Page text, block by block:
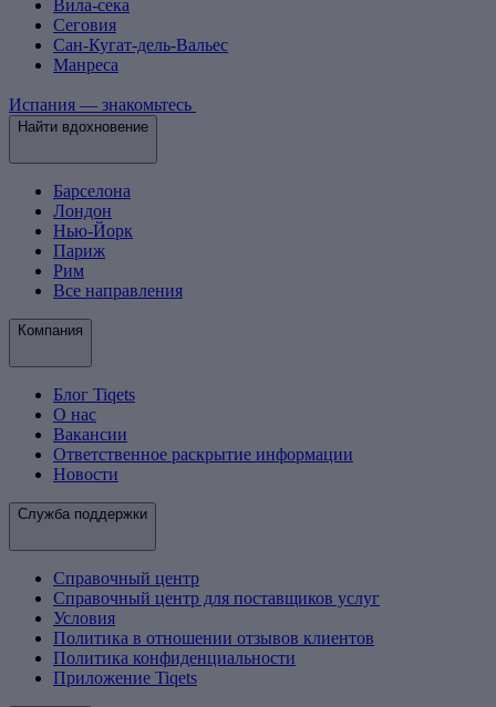
Вила-сека
Сеговия
Сан-Кугат-дель-Вальес
Манреса
Испания — знакомьтесь
Найти вдохновение
Барселона
Лондон
Нью-Йорк
Париж
Рим
Все направления
Компания
Блог Tiqets
О нас
Вакансии
Ответственное раскрытие информации
Новости
Служба поддержки
Справочный центр
Справочный центр для поставщиков услуг
Условия
Политика в отношении отзывов клиентов
Политика конфиденциальности
Приложение Tiqets